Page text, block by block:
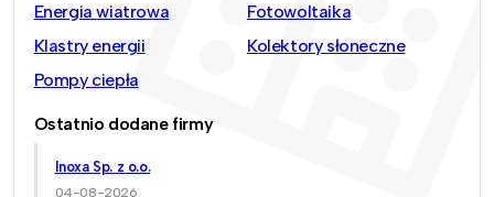
Energia wiatrowa
Fotowoltaika
Klastry energii
Kolektory słoneczne
Pompy ciepła
Ostatnio dodane firmy
Inoxa Sp. z o.o.
04-08-2026